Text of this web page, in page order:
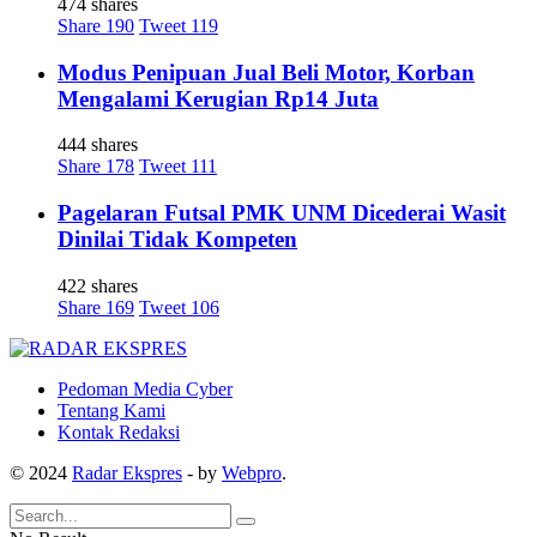
474 shares
Share 190 Tweet 119
Modus Penipuan Jual Beli Motor, Korban
Mengalami Kerugian Rp14 Juta
444 shares
Share 178 Tweet 111
Pagelaran Futsal PMK UNM Dicederai Wasit
Dinilai Tidak Kompeten
422 shares
Share 169 Tweet 106
Pedoman Media Cyber
Tentang Kami
Kontak Redaksi
© 2024 Radar Ekspres - by Webpro.